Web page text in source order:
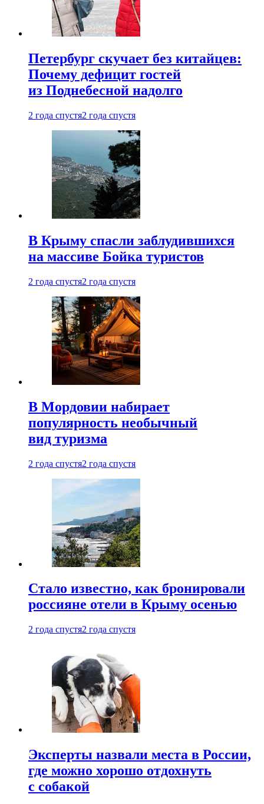
Петербург скучает без китайцев:
Почему дефицит гостей
из Поднебесной надолго
2 года спустя2 года спустя
В Крыму спасли заблудившихся
на массиве Бойка туристов
2 года спустя2 года спустя
В Мордовии набирает
популярность необычный
вид туризма
2 года спустя2 года спустя
Стало известно, как бронировали
россияне отели в Крыму осенью
2 года спустя2 года спустя
Эксперты назвали места в России,
где можно хорошо отдохнуть
с собакой